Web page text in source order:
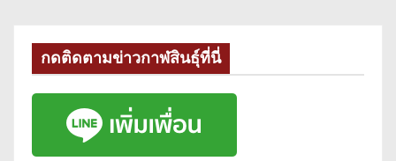
กดติดตามข่าวกาฬสินธุ์ที่นี่